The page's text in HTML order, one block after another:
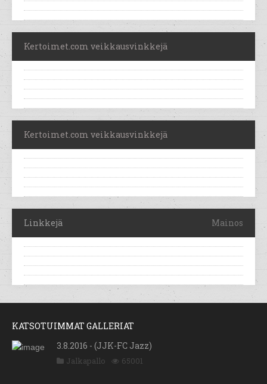
Kertoimet.com veikkausvinkkejä
Kertoimet.com veikkausvinkkejä
Linkkejä Mainos
KATSOTUIMMAT GALLERIAT
3.8.2016 - (JJK-FC Jazz)
Jalkapallo 65001